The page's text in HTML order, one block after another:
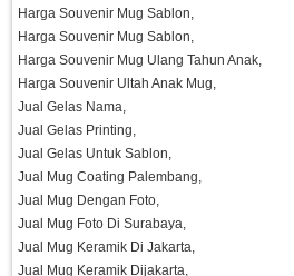
Harga Souvenir Mug Sablon,
Harga Souvenir Mug Sablon,
Harga Souvenir Mug Ulang Tahun Anak,
Harga Souvenir Ultah Anak Mug,
Jual Gelas Nama,
Jual Gelas Printing,
Jual Gelas Untuk Sablon,
Jual Mug Coating Palembang,
Jual Mug Dengan Foto,
Jual Mug Foto Di Surabaya,
Jual Mug Keramik Di Jakarta,
Jual Mug Keramik Dijakarta,